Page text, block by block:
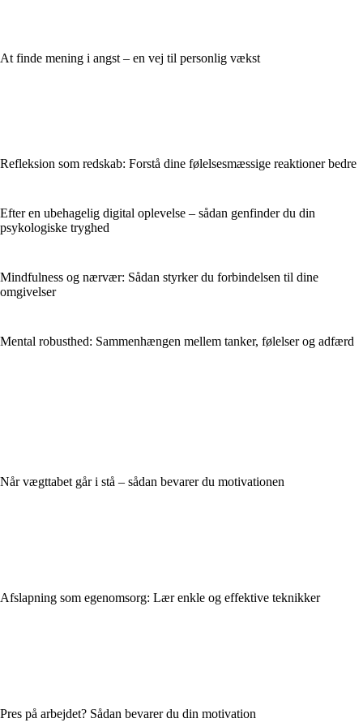
At finde mening i angst – en vej til personlig vækst
Refleksion som redskab: Forstå dine følelsesmæssige reaktioner bedre
Efter en ubehagelig digital oplevelse – sådan genfinder du din
psykologiske tryghed
Mindfulness og nærvær: Sådan styrker du forbindelsen til dine
omgivelser
Mental robusthed: Sammenhængen mellem tanker, følelser og adfærd
Når vægttabet går i stå – sådan bevarer du motivationen
Afslapning som egenomsorg: Lær enkle og effektive teknikker
Pres på arbejdet? Sådan bevarer du din motivation